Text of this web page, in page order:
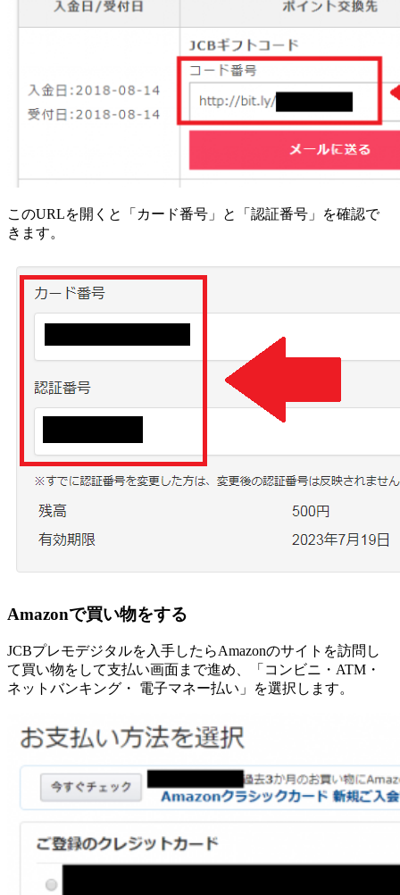
このURLを開くと「カード番号」と「認証番号」を確認で
きます。
Amazonで買い物をする
JCBプレモデジタルを入手したらAmazonのサイトを訪問し
て買い物をして支払い画面まで進め、「コンビニ・ATM・
ネットバンキング・ 電子マネー払い」を選択します。